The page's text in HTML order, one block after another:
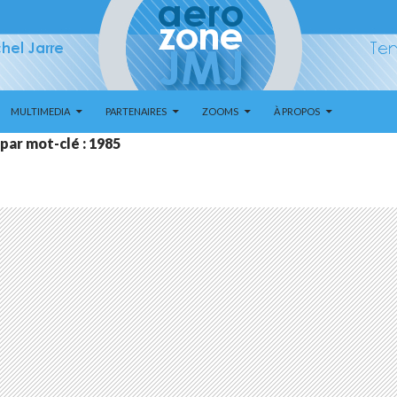
MULTIMEDIA PARTENAIRES ZOOMS À PROPOS
mot-clé : 1985